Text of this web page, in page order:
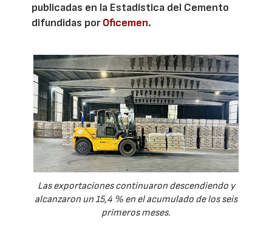
publicadas en la Estadística del Cemento
difundidas porOficemen.
Las exportaciones continuaron descendiendo y
alcanzaron un 15,4 % en el acumulado de los seis
primeros meses.